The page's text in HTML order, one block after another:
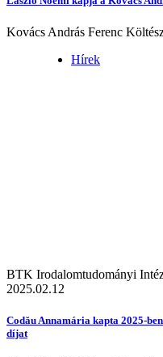
Kovács András Ferenc
Hírek
BTK Irodalomtudományi
2025.02.12
Codău Annamária kapta 2025-
díjat